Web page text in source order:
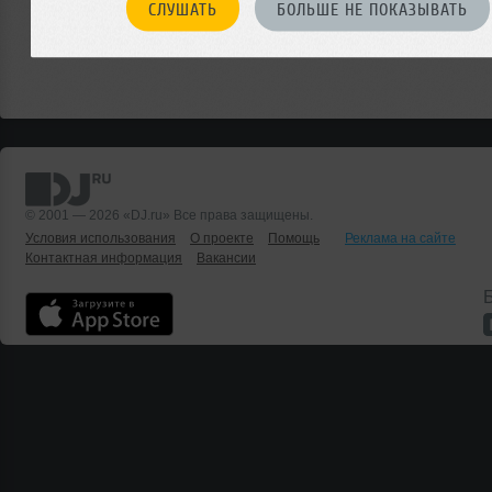
СЛУШАТЬ БОЛЬШЕ НЕ ПОКАЗЫВАТЬ
© 2001 — 2026 «DJ.ru» Все права защищены.
Условия использования
О проекте Помощь
Реклама на сайте
Контактная информация
Вакансии